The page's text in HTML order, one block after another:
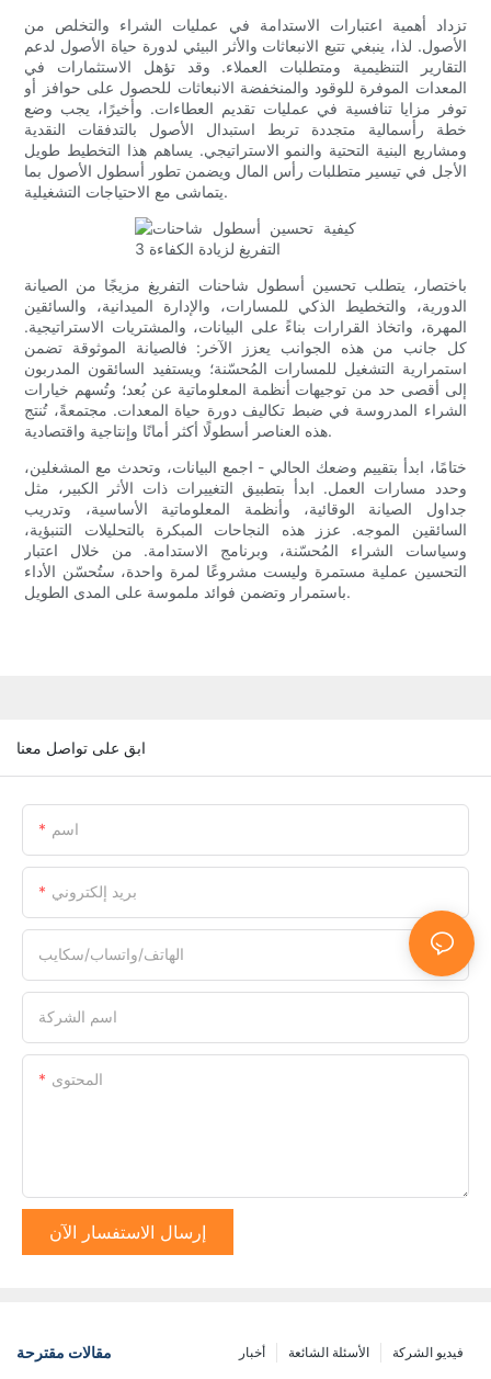
تزداد أهمية اعتبارات الاستدامة في عمليات الشراء والتخلص من
الأصول. لذا، ينبغي تتبع الانبعاثات والأثر البيئي لدورة حياة الأصول لدعم
التقارير التنظيمية ومتطلبات العملاء. وقد تؤهل الاستثمارات في
المعدات الموفرة للوقود والمنخفضة الانبعاثات للحصول على حوافز أو
توفر مزايا تنافسية في عمليات تقديم العطاءات. وأخيرًا، يجب وضع
خطة رأسمالية متجددة تربط استبدال الأصول بالتدفقات النقدية
ومشاريع البنية التحتية والنمو الاستراتيجي. يساهم هذا التخطيط طويل
الأجل في تيسير متطلبات رأس المال ويضمن تطور أسطول الأصول بما
يتماشى مع الاحتياجات التشغيلية.
باختصار، يتطلب تحسين أسطول شاحنات التفريغ مزيجًا من الصيانة
الدورية، والتخطيط الذكي للمسارات، والإدارة الميدانية، والسائقين
المهرة، واتخاذ القرارات بناءً على البيانات، والمشتريات الاستراتيجية.
كل جانب من هذه الجوانب يعزز الآخر: فالصيانة الموثوقة تضمن
استمرارية التشغيل للمسارات المُحسّنة؛ ويستفيد السائقون المدربون
إلى أقصى حد من توجيهات أنظمة المعلوماتية عن بُعد؛ وتُسهم خيارات
الشراء المدروسة في ضبط تكاليف دورة حياة المعدات. مجتمعةً، تُنتج
هذه العناصر أسطولًا أكثر أمانًا وإنتاجية واقتصادية.
ختامًا، ابدأ بتقييم وضعك الحالي - اجمع البيانات، وتحدث مع المشغلين،
وحدد مسارات العمل. ابدأ بتطبيق التغييرات ذات الأثر الكبير، مثل
جداول الصيانة الوقائية، وأنظمة المعلوماتية الأساسية، وتدريب
السائقين الموجه. عزز هذه النجاحات المبكرة بالتحليلات التنبؤية،
وسياسات الشراء المُحسّنة، وبرنامج الاستدامة. من خلال اعتبار
التحسين عملية مستمرة وليست مشروعًا لمرة واحدة، ستُحسّن الأداء
باستمرار وتضمن فوائد ملموسة على المدى الطويل.
ابق على تواصل معنا
اسم
بريد إلكتروني
الهاتف/واتساب/سكايب
اسم الشركة
المحتوى
إرسال الاستفسار الآن
مقالات مقترحة فيديو الشركة الأسئلة الشائعة أخبار